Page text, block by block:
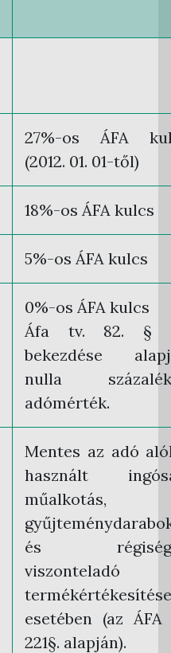
27%-os ÁFA
(2012. 01. 01-től)
18%-os ÁFA kulcs
5%-os ÁFA kulcs
0%-os ÁFA kulcs
Áfa tv. 82. §
bekezdése
nulla
adómérték.
Mentes az adó
használt
műalkotás,
és
viszonteladó
termékértékesítése
esetében (az ÁFA
221§. alapján).